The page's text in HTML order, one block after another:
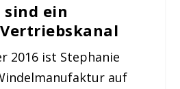
ein
2016 ist Stephanie
auf